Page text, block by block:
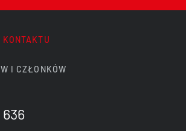
KONTAKTU
I CZŁONKÓW